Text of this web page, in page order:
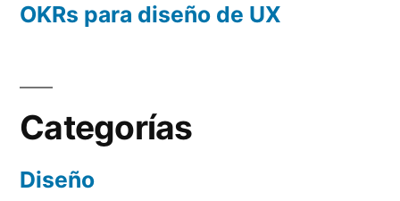
OKRs para diseño de UX
Categorías
Diseño